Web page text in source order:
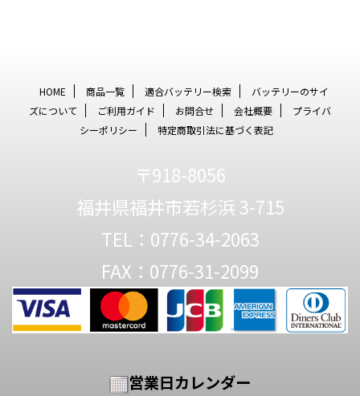
HOME 商品一覧 適合バッテリー検索
バッテリーのサイ
ズについて
ご利用ガイド お問合せ 会社概要
プライバ
シーポリシー
特定商取引法に基づく表記
〒918-8056
福井県福井市若杉浜 3-715
TEL：0776-34-2063
FAX：0776-31-2099
営業日カレンダー